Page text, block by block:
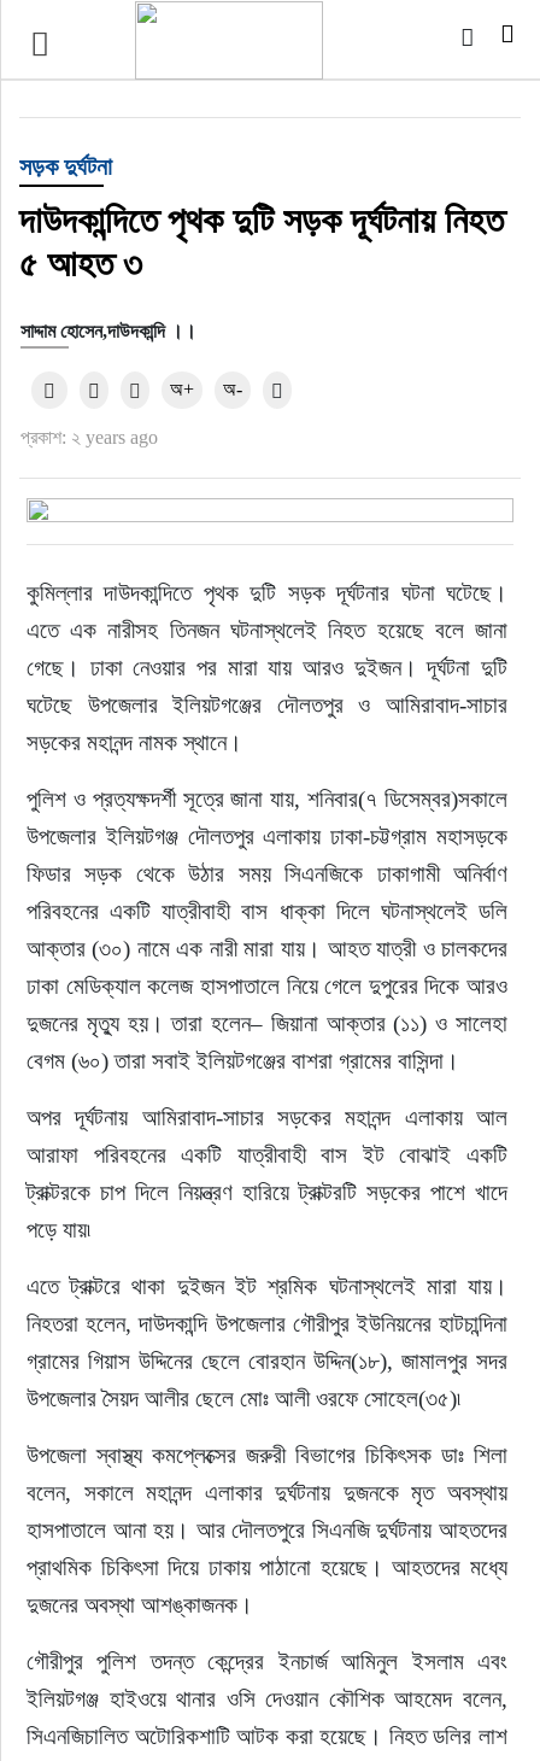
প্রচ্ছদ
আর্ন্তজাতিক
অর্থনীতি
বৃহত্তর কুমিল্লা
বৃহত্তর নোয়াখালী
খেলাধুলা
রাজনীতি
নির্বাচন
ই-পেপার
সড়ক দুর্ঘটনা
দাউদকান্দিতে পৃথক দুটি সড়ক দূর্ঘটনায় নিহত
৫ আহত ৩
সাদ্দাম হোসেন,দাউদকান্দি ।।
প্রকাশ: ২ years ago
অ+ অ-
কুমিল্লার দাউদকান্দিতে পৃথক দুটি সড়ক দূর্ঘটনার ঘটনা ঘটেছে।
এতে এক নারীসহ তিনজন ঘটনাস্থলেই নিহত হয়েছে বলে জানা
গেছে। ঢাকা নেওয়ার পর মারা যায় আরও দুইজন। দূর্ঘটনা দুটি
ঘটেছে উপজেলার ইলিয়টগঞ্জের দৌলতপুর ও আমিরাবাদ-সাচার
সড়কের মহানন্দ নামক স্থানে।
পুলিশ ও প্রত্যক্ষদর্শী সূত্রে জানা যায়, শনিবার(৭ ডিসেম্বর)সকালে
উপজেলার ইলিয়টগঞ্জ দৌলতপুর এলাকায় ঢাকা-চট্টগ্রাম মহাসড়কে
ফিডার সড়ক থেকে উঠার সময় সিএনজিকে ঢাকাগামী অনির্বাণ
পরিবহনের একটি যাত্রীবাহী বাস ধাক্কা দিলে ঘটনাস্থলেই ডলি
আক্তার (৩০) নামে এক নারী মারা যায়। আহত যাত্রী ও চালকদের
ঢাকা মেডিক্যাল কলেজ হাসপাতালে নিয়ে গেলে দুপুরের দিকে আরও
দুজনের মৃত্যু হয়। তারা হলেন– জিয়ানা আক্তার (১১) ও সালেহা
বেগম (৬০) তারা সবাই ইলিয়টগঞ্জের বাশরা গ্রামের বাসিন্দা।
অপর দূর্ঘটনায় আমিরাবাদ-সাচার সড়কের মহানন্দ এলাকায় আল
আরাফা পরিবহনের একটি যাত্রীবাহী বাস ইট বোঝাই একটি
ট্রাক্টরকে চাপ দিলে নিয়ন্ত্রণ হারিয়ে ট্রাক্টরটি সড়কের পাশে খাদে
পড়ে যায়৷
এতে ট্রাক্টরে থাকা দুইজন ইট শ্রমিক ঘটনাস্থলেই মারা যায়।
নিহতরা হলেন, দাউদকান্দি উপজেলার গৌরীপুর ইউনিয়নের হাটচান্দিনা
গ্রামের গিয়াস উদ্দিনের ছেলে বোরহান উদ্দিন(১৮), জামালপুর সদর
উপজেলার সৈয়দ আলীর ছেলে মোঃ আলী ওরফে সোহেল(৩৫)৷
উপজেলা স্বাস্থ্য কমপ্লেক্সের জরুরী বিভাগের চিকিৎসক ডাঃ শিলা
বলেন, সকালে মহানন্দ এলাকার দুর্ঘটনায় দুজনকে মৃত অবস্থায়
হাসপাতালে আনা হয়। আর দৌলতপুরে সিএনজি দুর্ঘটনায় আহতদের
প্রাথমিক চিকিৎসা দিয়ে ঢাকায় পাঠানো হয়েছে। আহতদের মধ্যে
দুজনের অবস্থা আশঙ্কাজনক।
গৌরীপুর পুলিশ তদন্ত কেন্দ্রের ইনচার্জ আমিনুল ইসলাম এবং
ইলিয়টগঞ্জ হাইওয়ে থানার ওসি দেওয়ান কৌশিক আহমেদ বলেন,
সিএনজিচালিত অটোরিকশাটি আটক করা হয়েছে। নিহত ডলির লাশ